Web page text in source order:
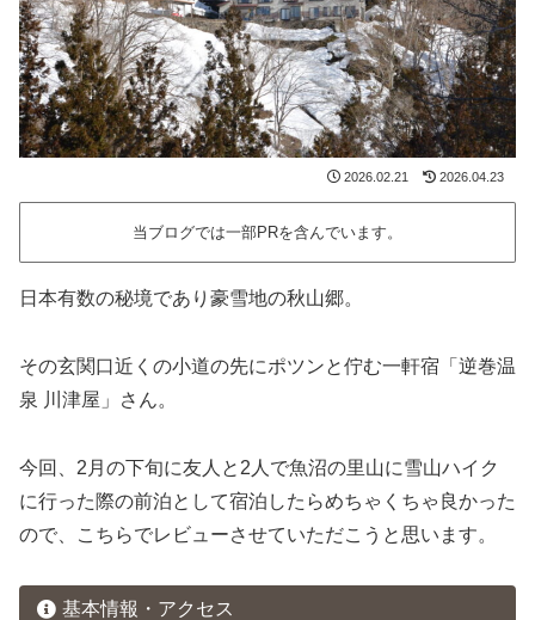
2026.02.21 2026.04.23
当ブログでは一部PRを含んでいます。
日本有数の秘境であり豪雪地の秋山郷。
その玄関口近くの小道の先にポツンと佇む一軒宿「逆巻温
泉 川津屋」さん。
今回、2月の下旬に友人と2人で魚沼の里山に雪山ハイク
に行った際の前泊として宿泊したらめちゃくちゃ良かった
ので、こちらでレビューさせていただこうと思います。
基本情報・アクセス